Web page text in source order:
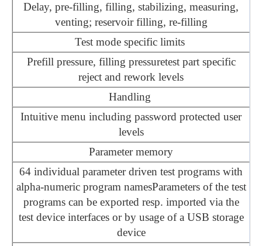
Delay, pre-filling, filling, stabilizing, measuring,
venting; reservoir filling, re-filling
Test mode specific limits
Prefill pressure, filling pressuretest part specific
reject and rework levels
Handling
Intuitive menu including password protected user
levels
Parameter memory
64 individual parameter driven test programs with
alpha-numeric program namesParameters of the test
programs can be exported resp. imported via the
test device interfaces or by usage of a USB storage
device